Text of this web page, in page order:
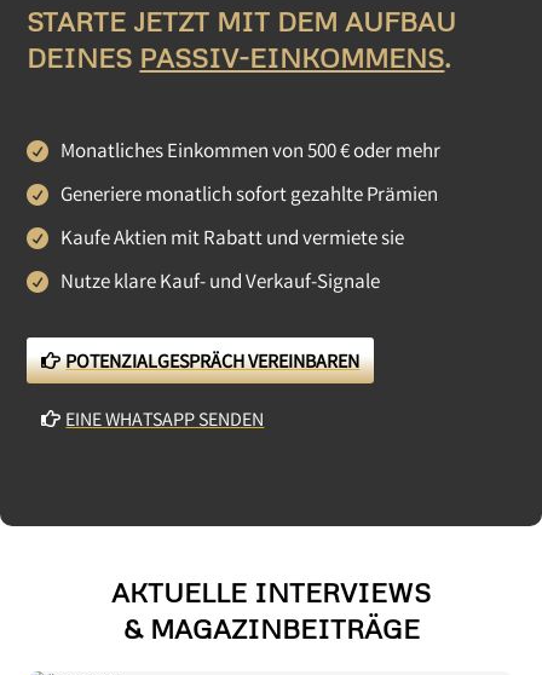
STARTE JETZT MIT DEM AUFBAU
DEINES PASSIV-EINKOMMENS.
Monatliches Einkommen von 500 € oder mehr
Generiere monatlich sofort gezahlte Prämien
Kaufe Aktien mit Rabatt und vermiete sie
Nutze klare Kauf- und Verkauf-Signale
POTENZIALGESPRÄCH VEREINBAREN
EINE WHATSAPP SENDEN
AKTUELLE INTERVIEWS
& MAGAZINBEITRÄGE